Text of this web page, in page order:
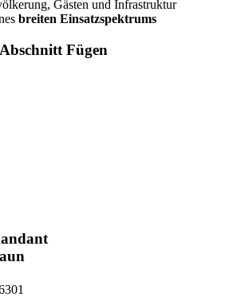
Gästen und Infrastruktur
breiten Einsatzspektrums
Fügen